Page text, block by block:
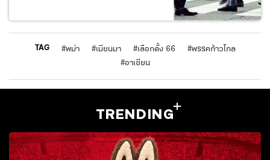
TAG #พม่า #เมียนมา #เลือกตั้ง 66 #พรรคก้าวไกล
#อาเซียน
TRENDING